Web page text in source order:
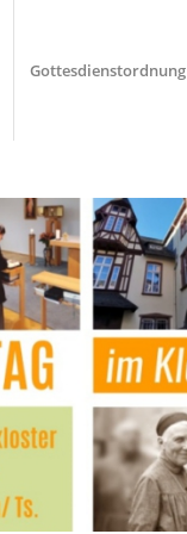
Gottesdienstordnung